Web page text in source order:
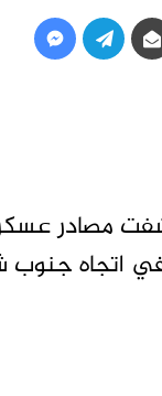
مصادر
اتجاه جنوب